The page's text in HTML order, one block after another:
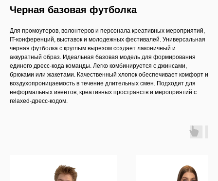
Черная базовая футболка
Для промоутеров, волонтеров и персонала креативных мероприятий,
IT-конференций, выставок и молодежных фестивалей. Универсальная
черная футболка с круглым вырезом создает лаконичный и
аккуратный образ. Идеальная базовая модель для формирования
единого дресс-кода команды. Легко комбинируется с джинсами,
брюками или жакетами. Качественный хлопок обеспечивает комфорт и
воздухопроницаемость в течение длительных смен. Подходит для
неформальных ивентов, креативных пространств и мероприятий с
relaxed-дресс-кодом.